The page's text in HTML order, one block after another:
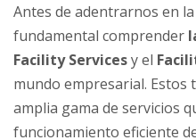
Antes de adentrarnos en
fundamental comprender
Facility Servicesy el
mundo empresarial. Estos
amplia gama de servicios
funcionamiento eficiente